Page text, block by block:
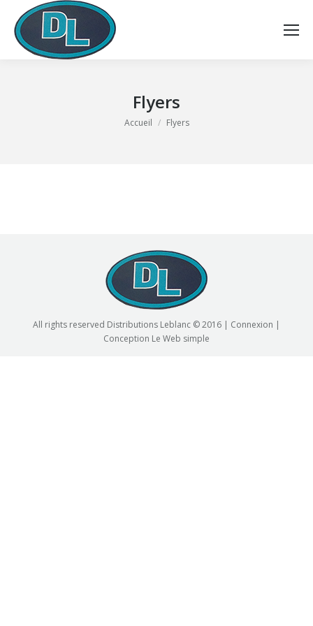
Flyers
Accueil Flyers
All rights reserved Distributions Leblanc © 2016 | Connexion |
Conception Le Web simple